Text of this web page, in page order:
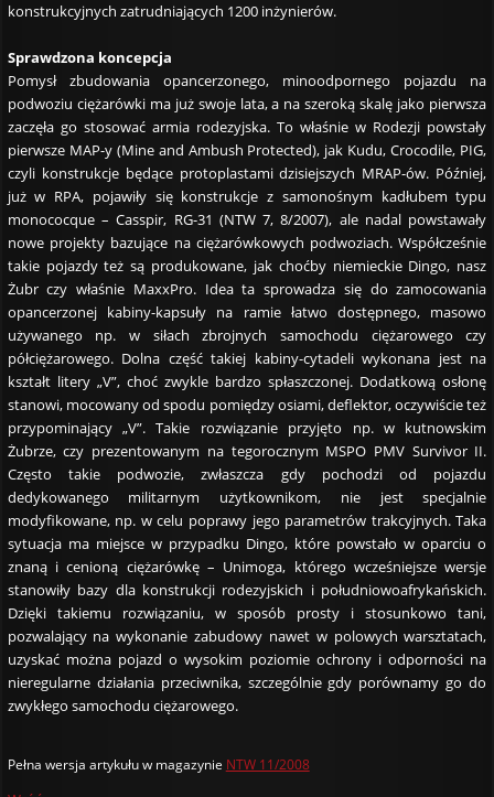
konstrukcyjnych zatrudniających 1200 inżynierów.
Sprawdzona koncepcja
Pomysł zbudowania opancerzonego, minoodpornego pojazdu na
podwoziu ciężarówki ma już swoje lata, a na szeroką skalę jako pierwsza
zaczęła go stosować armia rodezyjska. To właśnie w Rodezji powstały
pierwsze MAP-y (Mine and Ambush Protected), jak Kudu, Crocodile, PIG,
czyli konstrukcje będące protoplastami dzisiejszych MRAP-ów. Później,
już w RPA, pojawiły się konstrukcje z samonośnym kadłubem typu
monococque – Casspir, RG-31 (NTW 7, 8/2007), ale nadal powstawały
nowe projekty bazujące na ciężarówkowych podwoziach. Współcześnie
takie pojazdy też są produkowane, jak choćby niemieckie Dingo, nasz
Żubr czy właśnie MaxxPro. Idea ta sprowadza się do zamocowania
opancerzonej kabiny-kapsuły na ramie łatwo dostępnego, masowo
używanego np. w siłach zbrojnych samochodu ciężarowego czy
półciężarowego. Dolna część takiej kabiny-cytadeli wykonana jest na
kształt litery „V”, choć zwykle bardzo spłaszczonej. Dodatkową osłonę
stanowi, mocowany od spodu pomiędzy osiami, deflektor, oczywiście też
przypominający „V”. Takie rozwiązanie przyjęto np. w kutnowskim
Żubrze, czy prezentowanym na tegorocznym MSPO PMV Survivor II.
Często takie podwozie, zwłaszcza gdy pochodzi od pojazdu
dedykowanego militarnym użytkownikom, nie jest specjalnie
modyfikowane, np. w celu poprawy jego parametrów trakcyjnych. Taka
sytuacja ma miejsce w przypadku Dingo, które powstało w oparciu o
znaną i cenioną ciężarówkę – Unimoga, którego wcześniejsze wersje
stanowiły bazy dla konstrukcji rodezyjskich i południowoafrykańskich.
Dzięki takiemu rozwiązaniu, w sposób prosty i stosunkowo tani,
pozwalający na wykonanie zabudowy nawet w polowych warsztatach,
uzyskać można pojazd o wysokim poziomie ochrony i odporności na
nieregularne działania przeciwnika, szczególnie gdy porównamy go do
zwykłego samochodu ciężarowego.
Pełna wersja artykułu w magazynie NTW 11/2008